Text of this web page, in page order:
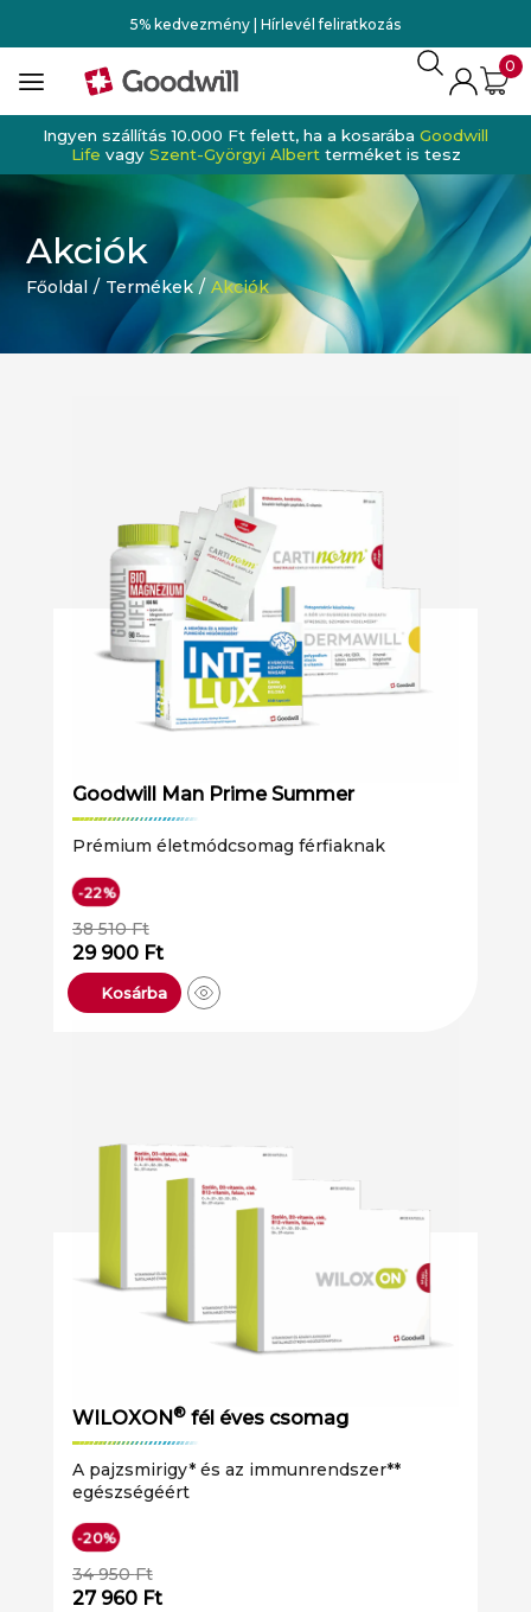
5% kedvezmény | Hírlevél feliratkozás
0
Ingyen szállítás 10.000 Ft felett, ha a kosarába Goodwill
Life vagy Szent-Györgyi Albert terméket is tesz
Akciók
Főoldal / Termékek / Akciók
Goodwill Man Prime Summer
Prémium életmódcsomag férfiaknak
-22%
38 510Ft
29 900 Ft
Kosárba
WILOXON®fél éves csomag
A pajzsmirigy* és az immunrendszer**
egészségéért
-20%
34 950Ft
27 960 Ft